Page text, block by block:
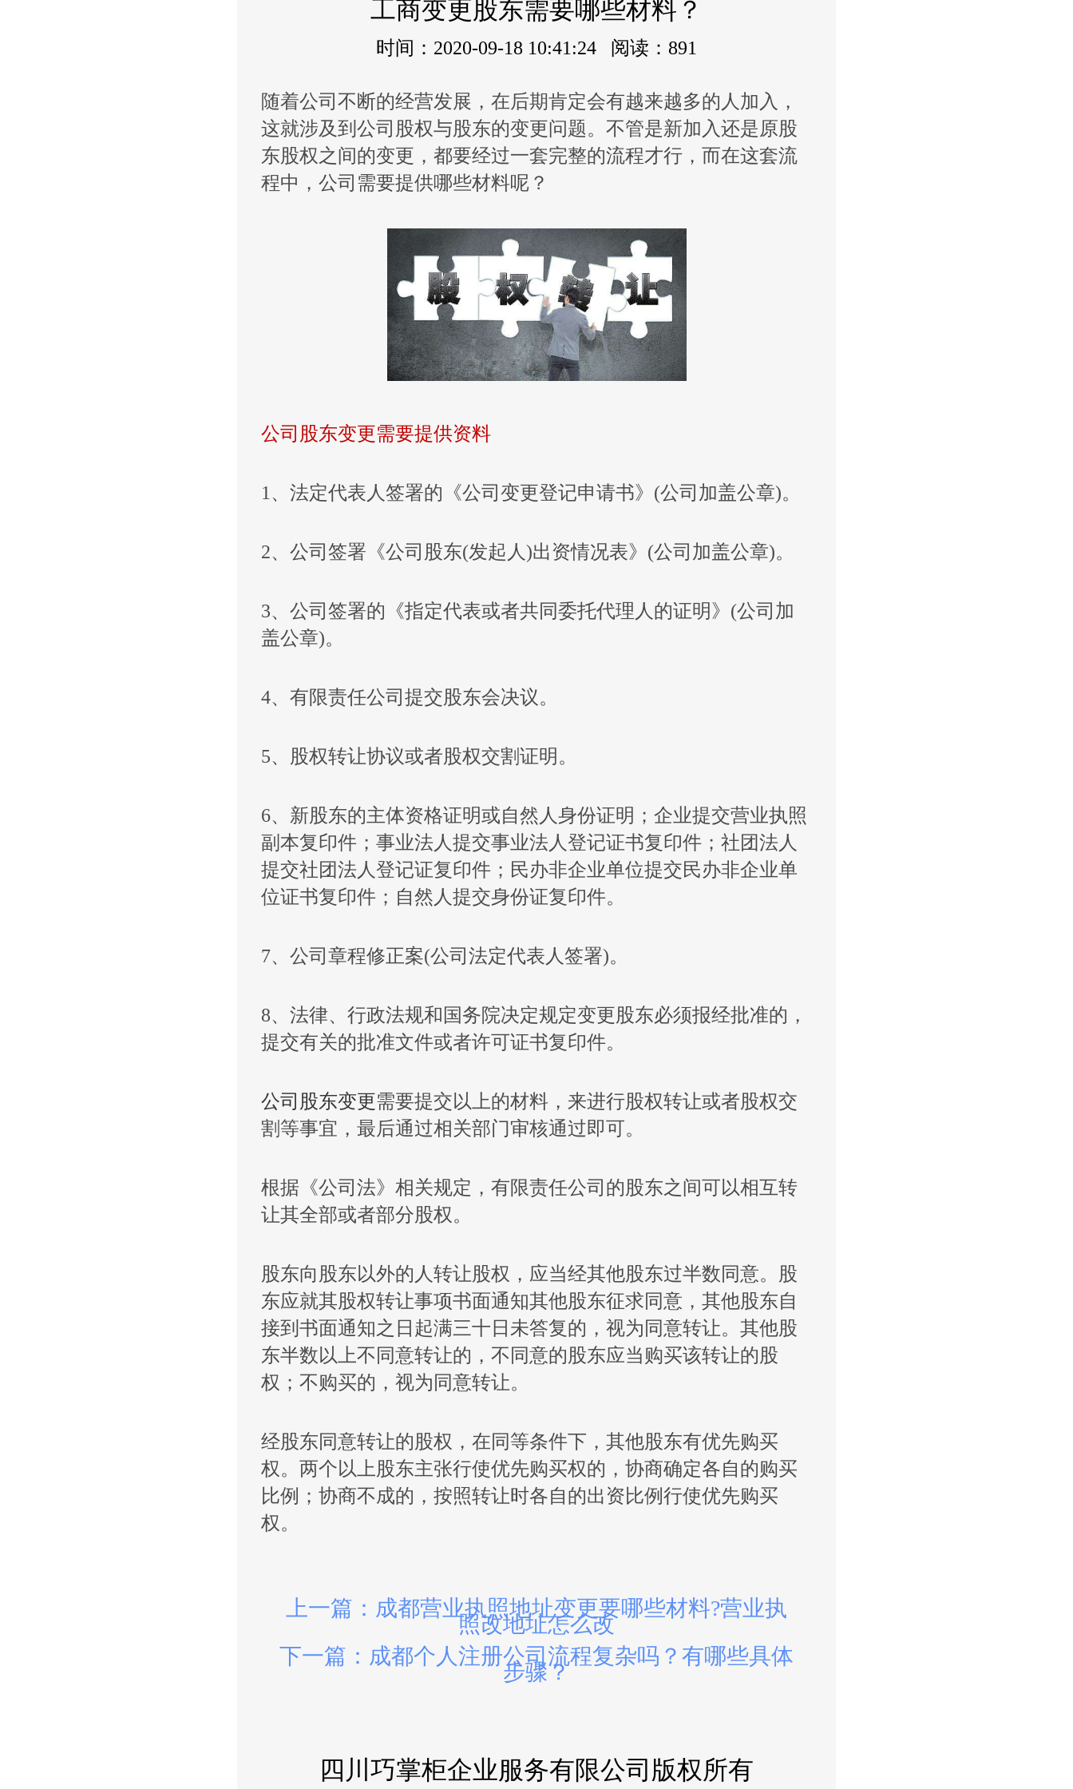
工商变更股东需要哪些材料？
时间：2020-09-18 10:41:24 阅读：891
随着公司不断的经营发展，在后期肯定会有越来越多的人加入，
这就涉及到公司股权与股东的变更问题。不管是新加入还是原股
东股权之间的变更，都要经过一套完整的流程才行，而在这套流
程中，公司需要提供哪些材料呢？
公司股东变更需要提供资料
1、法定代表人签署的《公司变更登记申请书》(公司加盖公章)。
2、公司签署《公司股东(发起人)出资情况表》(公司加盖公章)。
3、公司签署的《指定代表或者共同委托代理人的证明》(公司加
盖公章)。
4、有限责任公司提交股东会决议。
5、股权转让协议或者股权交割证明。
6、新股东的主体资格证明或自然人身份证明；企业提交营业执照
副本复印件；事业法人提交事业法人登记证书复印件；社团法人
提交社团法人登记证复印件；民办非企业单位提交民办非企业单
位证书复印件；自然人提交身份证复印件。
7、公司章程修正案(公司法定代表人签署)。
8、法律、行政法规和国务院决定规定变更股东必须报经批准的，
提交有关的批准文件或者许可证书复印件。
公司股东变更需要提交以上的材料，来进行股权转让或者股权交
割等事宜，最后通过相关部门审核通过即可。
根据《公司法》相关规定，有限责任公司的股东之间可以相互转
让其全部或者部分股权。
股东向股东以外的人转让股权，应当经其他股东过半数同意。股
东应就其股权转让事项书面通知其他股东征求同意，其他股东自
接到书面通知之日起满三十日未答复的，视为同意转让。其他股
东半数以上不同意转让的，不同意的股东应当购买该转让的股
权；不购买的，视为同意转让。
经股东同意转让的股权，在同等条件下，其他股东有优先购买
权。两个以上股东主张行使优先购买权的，协商确定各自的购买
比例；协商不成的，按照转让时各自的出资比例行使优先购买
权。
上一篇：成都营业执照地址变更要哪些材料?营业执
照改地址怎么改
下一篇：成都个人注册公司流程复杂吗？有哪些具体
步骤？
四川巧掌柜企业服务有限公司版权所有